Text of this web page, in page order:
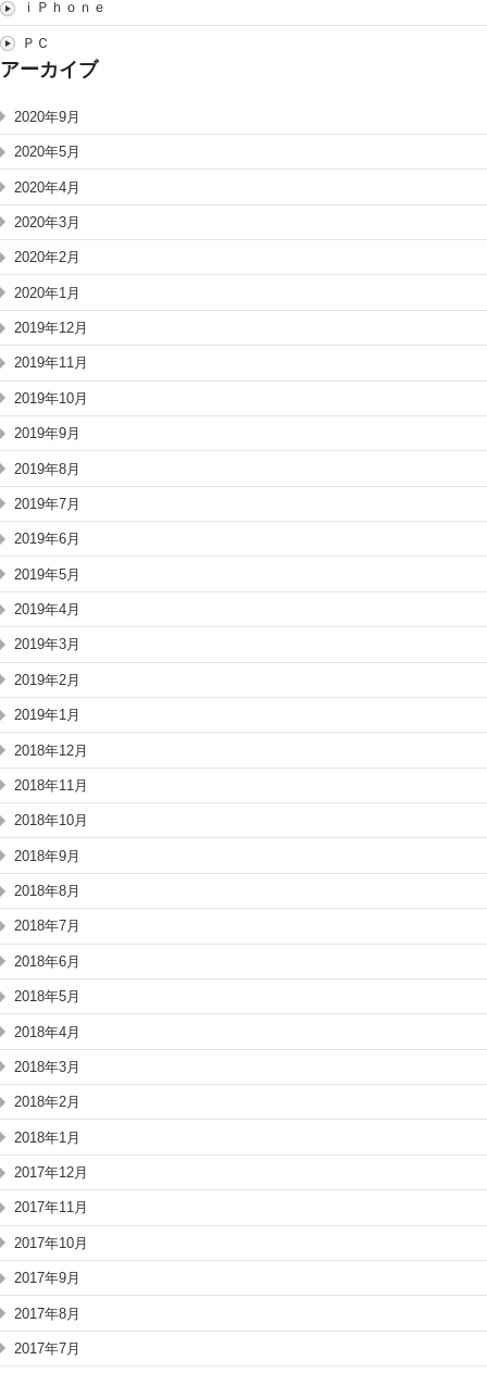
ｉＰｈｏｎｅ
ＰＣ
アーカイブ
2020年9月
2020年5月
2020年4月
2020年3月
2020年2月
2020年1月
2019年12月
2019年11月
2019年10月
2019年9月
2019年8月
2019年7月
2019年6月
2019年5月
2019年4月
2019年3月
2019年2月
2019年1月
2018年12月
2018年11月
2018年10月
2018年9月
2018年8月
2018年7月
2018年6月
2018年5月
2018年4月
2018年3月
2018年2月
2018年1月
2017年12月
2017年11月
2017年10月
2017年9月
2017年8月
2017年7月